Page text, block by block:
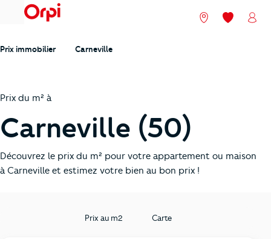
menu Nos agences
Mes
Prix immobilier Carneville
Prix du m² à
Carneville (50)
Découvrez le prix du m² pour votre appartement ou maison
à Carneville et estimez votre bien au bon prix !
Prix au m2 Carte